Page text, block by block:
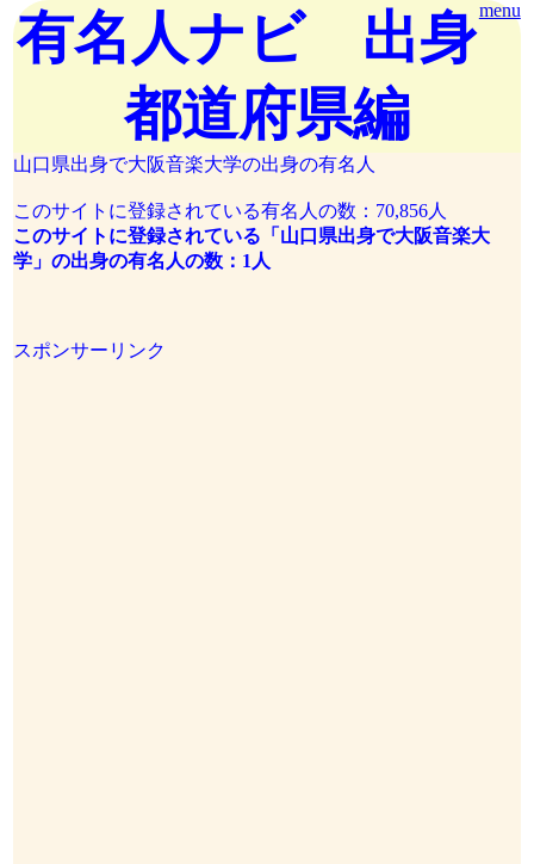
menu
有名人ナビ 出身
都道府県編
山口県出身で大阪音楽大学の出身の有名人
このサイトに登録されている有名人の数：70,856人
このサイトに登録されている「山口県出身で大阪音楽大
学」の出身の有名人の数：1人
スポンサーリンク